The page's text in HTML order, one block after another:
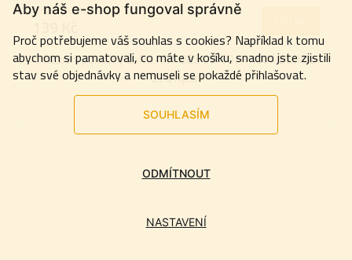
Aby náš e-shop fungoval správně
Proč potřebujeme váš souhlas s cookies? Například k tomu
abychom si pamatovali, co máte v košíku, snadno jste zjistili
stav své objednávky a nemuseli se pokaždé přihlašovat.
SOUHLASÍM
NASTAVENÍ
ODMÍTNOUT
114,88 Kč bez DPH
139 Kč
Pracovní ponožky Cofra ANTIBES CC-001 - 100% Bavlna,
22% nylon